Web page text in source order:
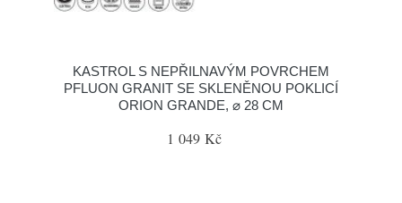
KASTROL S NEPŘILNAVÝM POVRCHEM
PFLUON GRANIT SE SKLENĚNOU POKLICÍ
ORION GRANDE, ⌀ 28 CM
1 049 Kč